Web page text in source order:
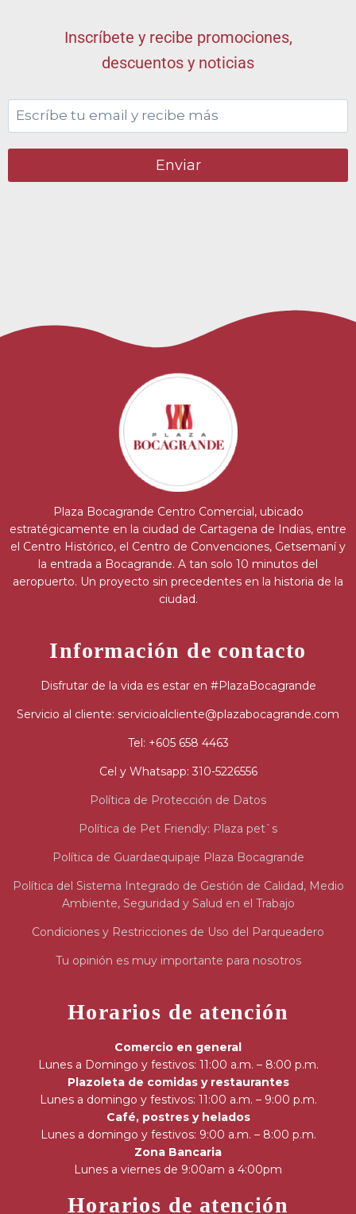
Inscríbete y recibe promociones,
descuentos y noticias
Plaza Bocagrande Centro Comercial, ubicado
estratégicamente en la ciudad de Cartagena de Indias, entre
el Centro Histórico, el Centro de Convenciones, Getsemaní y
la entrada a Bocagrande. A tan solo 10 minutos del
aeropuerto. Un proyecto sin precedentes en la historia de la
ciudad.
Información de contacto
Disfrutar de la vida es estar en #PlazaBocagrande
Servicio al cliente: servicioalcliente@plazabocagrande.com
Tel: +605 658 4463
Cel y Whatsapp: 310-5226556
Política de Protección de Datos
Política de Pet Friendly: Plaza pet`s
Política de Guardaequipaje Plaza Bocagrande
Política del Sistema Integrado de Gestión de Calidad, Medio
Ambiente, Seguridad y Salud en el Trabajo
Condiciones y Restricciones de Uso del Parqueadero
Tu opinión es muy importante para nosotros
Horarios de atención
Comercio en general
Lunes a Domingo y festivos: 11:00 a.m. – 8:00 p.m.
Plazoleta de comidas y restaurantes
Lunes a domingo y festivos: 11:00 a.m. – 9:00 p.m.
Café, postres y helados
Lunes a domingo y festivos: 9:00 a.m. – 8:00 p.m.
Zona Bancaria
Lunes a viernes de 9:00am a 4:00pm
Horarios de atención